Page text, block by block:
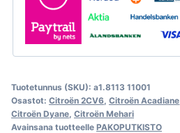
2CV6
määrä
Tuotetunnus (SKU): a1.8113 11001
Osastot: Citroën 2CV6 Citroën Acadiane
Citroën Dyane Citroën Mehari
Avainsana tuotteelle PAKOPUTKISTO